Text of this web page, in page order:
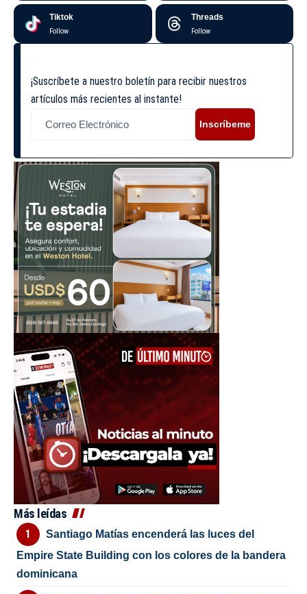
Tiktok
Follow
Threads
Follow
¡Suscríbete a nuestro boletín para recibir nuestros
artículos más recientes al instante!
Inscríbeme
Más leídas
Santiago Matías encenderá las luces del
Empire State Building con los colores de la bandera
dominicana